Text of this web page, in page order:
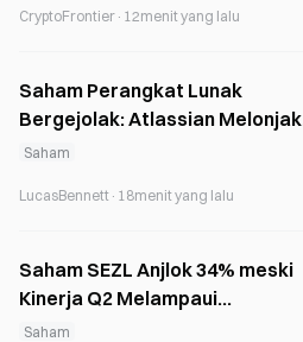
CryptoFrontier · 12menit yang lalu
Saham Perangkat Lunak
Bergejolak: Atlassian Melonjak
35%, HubSpot Anjlok 19%
Saham
LucasBennett · 18menit yang lalu
Saham SEZL Anjlok 34% meski
Kinerja Q2 Melampaui
Ekspektasi, Dipicu Proyeksi H2
Saham